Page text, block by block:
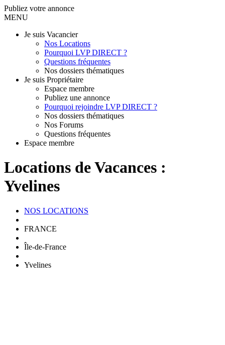
Publiez votre annonce
MENU
Je suis Vacancier
Nos Locations
Pourquoi LVP DIRECT ?
Questions fréquentes
Nos dossiers thématiques
Je suis Propriétaire
Espace membre
Publiez une annonce
Pourquoi rejoindre LVP DIRECT ?
Nos dossiers thématiques
Nos Forums
Questions fréquentes
Espace membre
Locations de Vacances :
Yvelines
NOS LOCATIONS
FRANCE
Île-de-France
Yvelines